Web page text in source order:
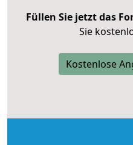
Füllen Sie jetzt das
Sie
Kostenlose